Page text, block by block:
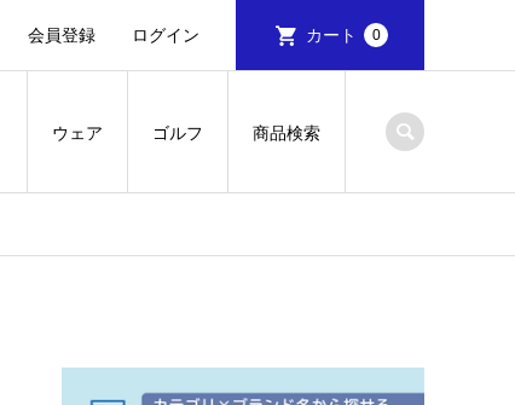
会員登録 ログイン カート 0
ウェア ゴルフ 商品検索